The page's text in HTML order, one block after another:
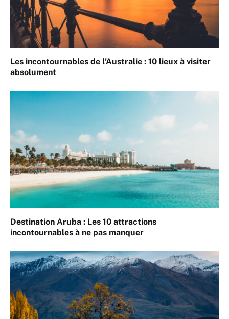
Les incontournables de l’Australie : 10 lieux à visiter
absolument
Destination Aruba : Les 10 attractions
incontournables à ne pas manquer